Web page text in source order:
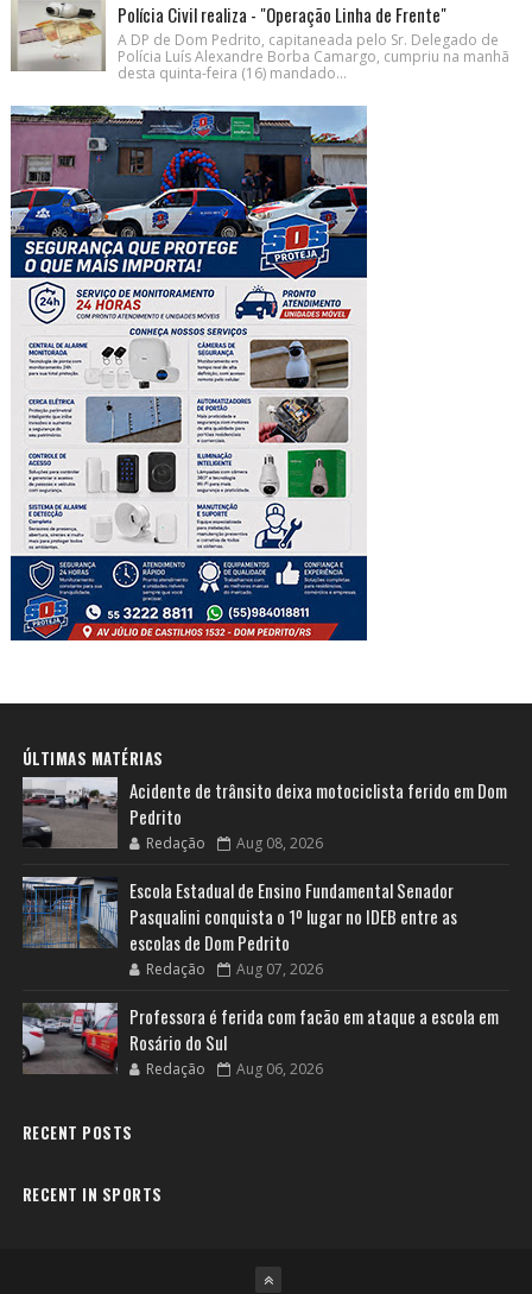
Polícia Civil realiza - "Operação Linha de Frente"
A DP de Dom Pedrito, capitaneada pelo Sr. Delegado de
Polícia Luís Alexandre Borba Camargo, cumpriu na manhã
desta quinta-feira (16) mandado...
ÚLTIMAS MATÉRIAS
Acidente de trânsito deixa motociclista ferido em Dom
Pedrito
Redação Aug 08, 2026
Escola Estadual de Ensino Fundamental Senador
Pasqualini conquista o 1º lugar no IDEB entre as
escolas de Dom Pedrito
Redação Aug 07, 2026
Professora é ferida com facão em ataque a escola em
Rosário do Sul
Redação Aug 06, 2026
RECENT POSTS
RECENT IN SPORTS